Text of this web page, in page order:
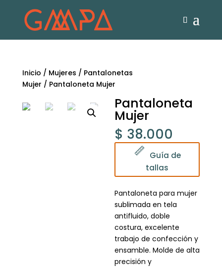
Inicio / Mujeres / Pantalonetas
Mujer / Pantaloneta Mujer
Pantaloneta
Mujer
$ 38.000
Guía de
tallas
Pantaloneta para mujer
sublimada en tela
antifluido, doble
costura, excelente
trabajo de confección y
ensamble. Molde de alta
precisión y